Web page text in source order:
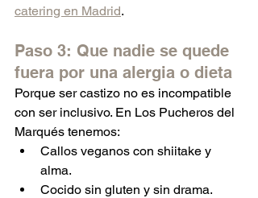
catering en Madrid.
Paso 3: Que nadie se quede
fuera por una alergia o dieta
Porque ser castizo no es incompatible
con ser inclusivo. En Los Pucheros del
Marqués tenemos:
Callos veganos con shiitake y
alma.
Cocido sin gluten y sin drama.